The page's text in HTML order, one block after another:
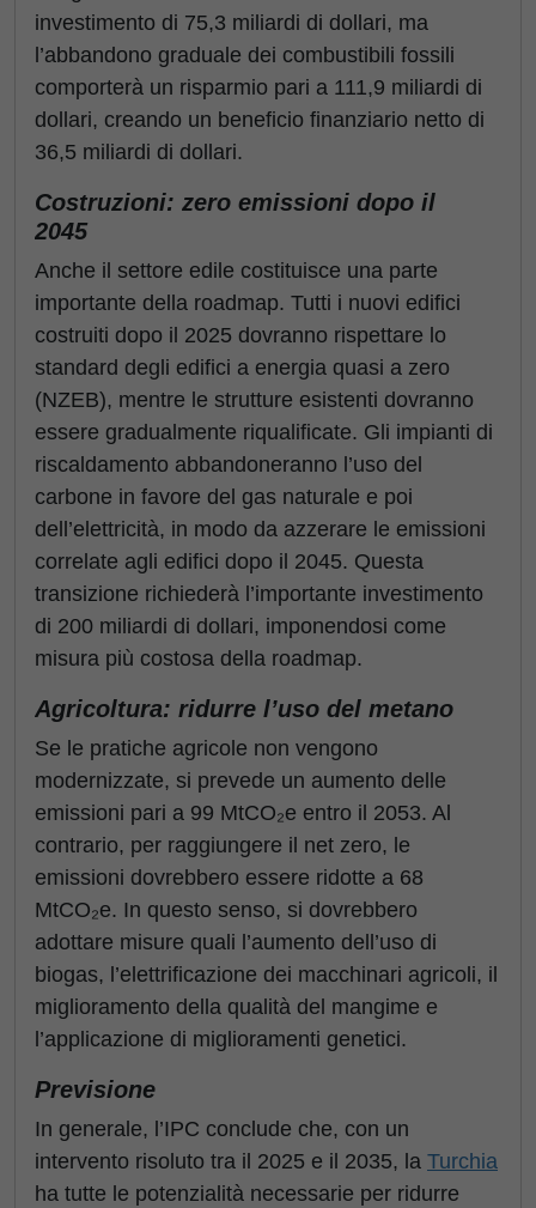
investimento di 75,3 miliardi di dollari, ma
l’abbandono graduale dei combustibili fossili
comporterà un risparmio pari a 111,9 miliardi di
dollari, creando un beneficio finanziario netto di
36,5 miliardi di dollari.
Costruzioni: zero emissioni dopo il
2045
Anche il settore edile costituisce una parte
importante della roadmap. Tutti i nuovi edifici
costruiti dopo il 2025 dovranno rispettare lo
standard degli edifici a energia quasi a zero
(NZEB), mentre le strutture esistenti dovranno
essere gradualmente riqualificate. Gli impianti di
riscaldamento abbandoneranno l’uso del
carbone in favore del gas naturale e poi
dell’elettricità, in modo da azzerare le emissioni
correlate agli edifici dopo il 2045. Questa
transizione richiederà l’importante investimento
di 200 miliardi di dollari, imponendosi come
misura più costosa della roadmap.
Agricoltura: ridurre l’uso del metano
Se le pratiche agricole non vengono
modernizzate, si prevede un aumento delle
emissioni pari a 99 MtCO₂e entro il 2053. Al
contrario, per raggiungere il net zero, le
emissioni dovrebbero essere ridotte a 68
MtCO₂e. In questo senso, si dovrebbero
adottare misure quali l’aumento dell’uso di
biogas, l’elettrificazione dei macchinari agricoli, il
miglioramento della qualità del mangime e
l’applicazione di miglioramenti genetici.
Previsione
In generale, l’IPC conclude che, con un
intervento risoluto tra il 2025 e il 2035, la Turchia
ha tutte le potenzialità necessarie per ridurre